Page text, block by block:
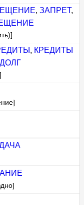
, ЗАПРЕТ,
, КРЕДИТЫ